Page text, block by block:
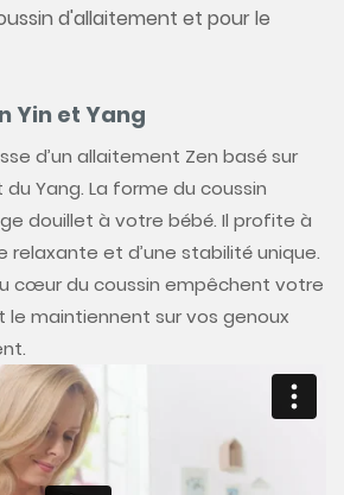
d'allaitement et pour le
Yin et Yang
d’un allaitement Zen basé sur
du Yang. La forme du coussin
douillet à votre bébé. Il profite à
relaxante et d’une stabilité unique.
cœur du coussin empêchent votre
maintiennent sur vos genoux